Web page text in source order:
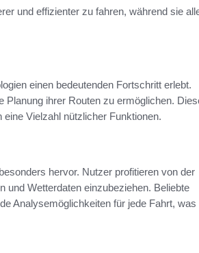
und effizienter zu fahren, während sie
einen bedeutenden Fortschritt erlebt.
Planung ihrer Routen zu ermöglichen.
Vielzahl nützlicher Funktionen.
hervor. Nutzer profitieren von der
und Wetterdaten einzubeziehen. Beliebte
Analysemöglichkeiten für jede Fahrt, was